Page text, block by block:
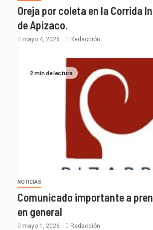
Oreja por coleta en la Corrida
de Apizaco.
mayo 4, 2026 Redacción
2 min de lectura
NOTICIAS
Comunicado importante a
en general
mayo 1, 2026 Redacción